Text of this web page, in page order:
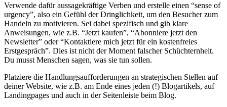
Verwende dafür aussagekräftige Verben und erstelle einen “sense of
urgency”, also ein Gefühl der Dringlichkeit, um den Besucher zum
Handeln zu motivieren. Sei dabei spezifisch und gib klare
Anweisungen, wie z.B. “Jetzt kaufen”, “Abonniere jetzt den
Newsletter” oder “Kontaktiere mich jetzt für ein kostenfreies
Erstgespräch”. Dies ist nicht der Moment falscher Schüchternheit.
Du musst Menschen sagen, was sie tun sollen.
Platziere die Handlungsaufforderungen an strategischen Stellen auf
deiner Website, wie z.B. am Ende eines jeden (!) Blogartikels, auf
Landingpages und auch in der Seitenleiste beim Blog.